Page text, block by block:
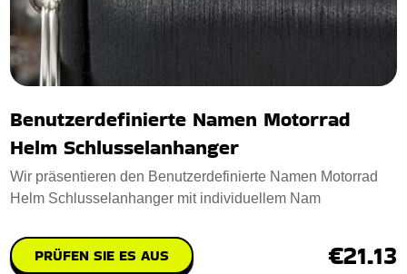
Benutzerdefinierte Namen Motorrad
Helm Schlusselanhanger
Wir präsentieren den Benutzerdefinierte Namen Motorrad
Helm Schlusselanhanger mit individuellem Nam
PRÜFEN SIE ES AUS €21.13